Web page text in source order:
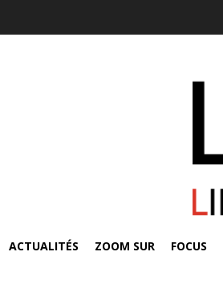
ACTUALITÉS ZOOM SUR FOCUS